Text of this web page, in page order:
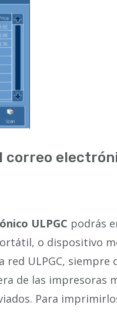
correo
ULPGC podrás
o dispositivo
ULPGC, siempre
de las impresoras
Para